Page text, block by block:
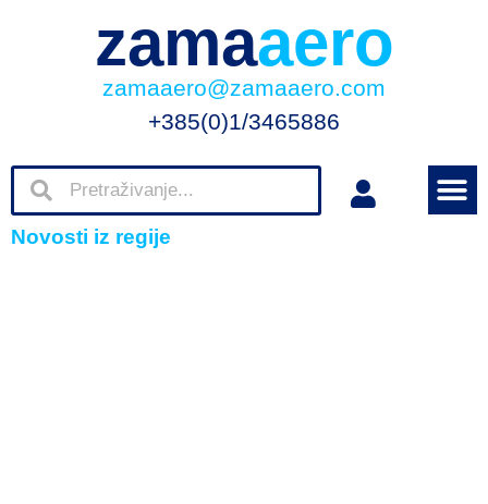
zamaaero
zamaaero@zamaaero.com
+385(0)1/3465886
Novosti iz regije